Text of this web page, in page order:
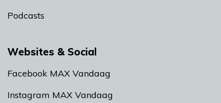
Podcasts
Websites & Social
Facebook MAX Vandaag
Instagram MAX Vandaag